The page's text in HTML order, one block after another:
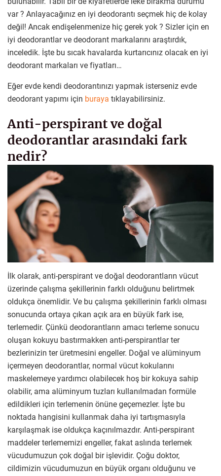
var ? Anlayacağınız en iyi deodorantı seçmek hiç de kolay
değil! Ancak endişelenmenize hiç gerek yok ? Sizler için en
iyi deodorantlar ve deodorant markalarını araştırdık,
inceledik. İşte bu sıcak havalarda kurtarıcınız olacak en iyi
deodorant markaları ve fiyatları…
Eğer evde kendi deodorantınızı yapmak isterseniz evde
deodorant yapımı için buraya tıklayabilirsiniz.
Anti-perspirant ve doğal
deodorantlar arasındaki fark
nedir?
İlk olarak, anti-perspirant ve doğal deodorantların vücut
üzerinde çalışma şekillerinin farklı olduğunu belirtmek
oldukça önemlidir. Ve bu çalışma şekillerinin farklı olması
sonucunda ortaya çıkan açık ara en büyük fark ise,
terlemedir. Çünkü deodorantların amacı terleme sonucu
oluşan kokuyu bastırmakken anti-perspirantlar ter
bezlerinizin ter üretmesini engeller. Doğal ve alüminyum
içermeyen deodorantlar, normal vücut kokularını
maskelemeye yardımcı olabilecek hoş bir kokuya sahip
olabilir, ama alüminyum tuzları kullanılmadan formüle
edildikleri için terlemenin önüne geçemezler. İşte bu
noktada hangisini kullanmak daha iyi tartışmasıyla
karşılaşmak ise oldukça kaçınılmazdır. Anti-perspirant
maddeler terlememizi engeller, fakat aslında terlemek
vücudumuzun çok doğal bir işlevidir. Çoğu doktor,
cildimizin vücudumuzun en büyük organı olduğunu ve